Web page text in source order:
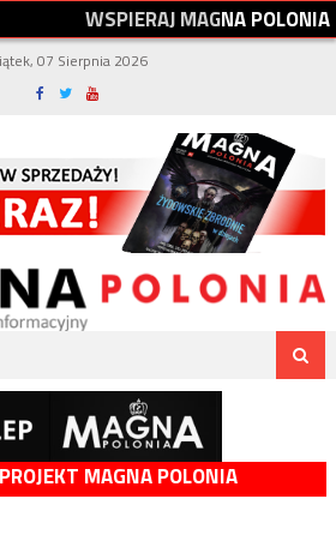
WSPIERAJMAGNAPOLONIA
07 Sierpnia 2026
MAGNA POLONIA